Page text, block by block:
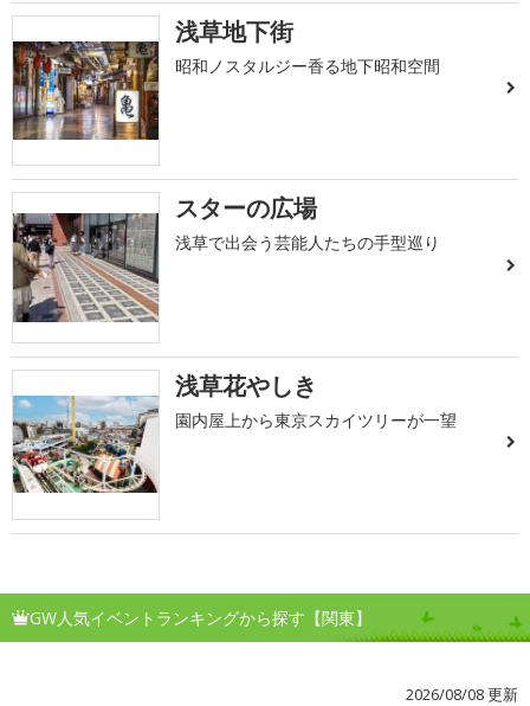
浅草地下街
昭和ノスタルジー香る地下昭和空間
スターの広場
浅草で出会う芸能人たちの手型巡り
浅草花やしき
園内屋上から東京スカイツリーが一望
GW人気イベントランキングから探す【関東】
2026/08/08 更新